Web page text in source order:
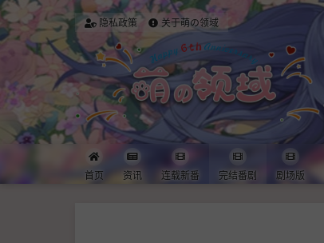
隐私政策 关于萌の领域
首页 资讯 连载新番 完结番剧 剧场版